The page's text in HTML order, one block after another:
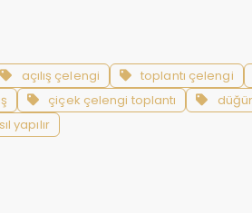
açılış çelengi toplantı çelengi
çiçek çelengi toplantı
yapılır